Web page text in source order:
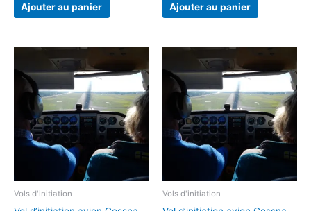
Ajouter au panier Ajouter au panier
Vols d'initiation Vols d'initiation